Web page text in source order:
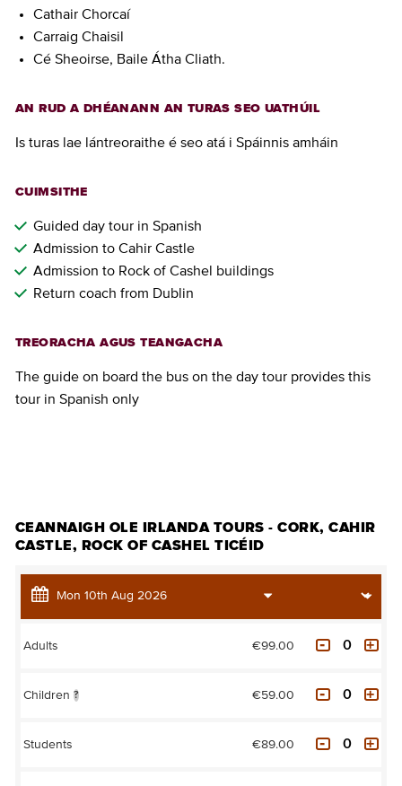
Cathair Chorcaí
Carraig Chaisil
Cé Sheoirse, Baile Átha Cliath.
AN RUD A DHÉANANN AN TURAS SEO UATHÚIL
Is turas lae lántreoraithe é seo atá i Spáinnis amháin
CUIMSITHE
Guided day tour in Spanish
Admission to Cahir Castle
Admission to Rock of Cashel buildings
Return coach from Dublin
TREORACHA AGUS TEANGACHA
The guide on board the bus on the day tour provides this
tour in Spanish only
CEANNAIGH OLE IRLANDA TOURS - CORK, CAHIR
CASTLE, ROCK OF CASHEL TICÉID
Adults €99.00
Children ? €59.00
Students €89.00